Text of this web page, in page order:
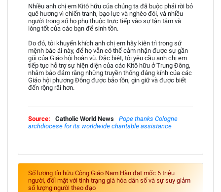
Nhiều anh chị em Kitô hữu của chúng ta đã buộc phải rời bỏ
quê hương vì chiến tranh, bạo lực và nghèo đói, và nhiều
người trong số họ phụ thuộc trực tiếp vào sự tận tâm và
lòng tốt của các bạn để sinh tồn.
Do đó, tôi khuyến khích anh chị em hãy kiên trì trong sứ
mệnh bác ái này, để họ vẫn có thể cảm nhận được sự gần
gũi của Giáo hội hoàn vũ. Đặc biệt, tôi yêu cầu anh chị em
tiếp tục hỗ trợ sự hiện diện của các Kitô hữu ở Trung Đông,
nhằm bảo đảm rằng những truyền thống đáng kính của các
Giáo hội phương Đông được bảo tồn, gìn giữ và được biết
đến rộng rãi hơn.
Source: Catholic World News
Pope thanks Cologne
archdiocese for its worldwide charitable assistance
Số lượng tín hữu Công Giáo Nam Hàn đạt mốc 6 triệu
người, đối mặt với tình trạng già hóa dân số và sự suy giảm
số lượng người theo đạo